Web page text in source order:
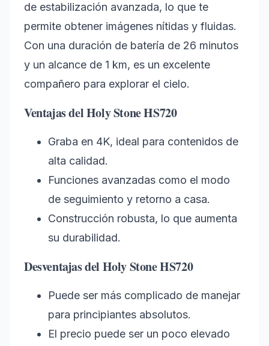
de estabilización avanzada, lo que te
permite obtener imágenes nítidas y fluidas.
Con una duración de batería de 26 minutos
y un alcance de 1 km, es un excelente
compañero para explorar el cielo.
Ventajas del Holy Stone HS720
Graba en 4K, ideal para contenidos de
alta calidad.
Funciones avanzadas como el modo
de seguimiento y retorno a casa.
Construcción robusta, lo que aumenta
su durabilidad.
Desventajas del Holy Stone HS720
Puede ser más complicado de manejar
para principiantes absolutos.
El precio puede ser un poco elevado